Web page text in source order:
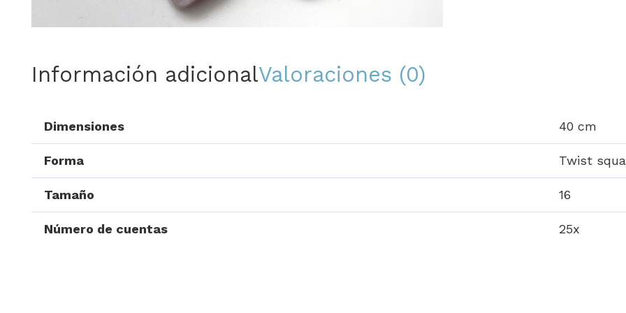
Información adicionalValoraciones (0)
Dimensiones 40 cm
Forma Twist
Tamaño 16
Número de cuentas 25x